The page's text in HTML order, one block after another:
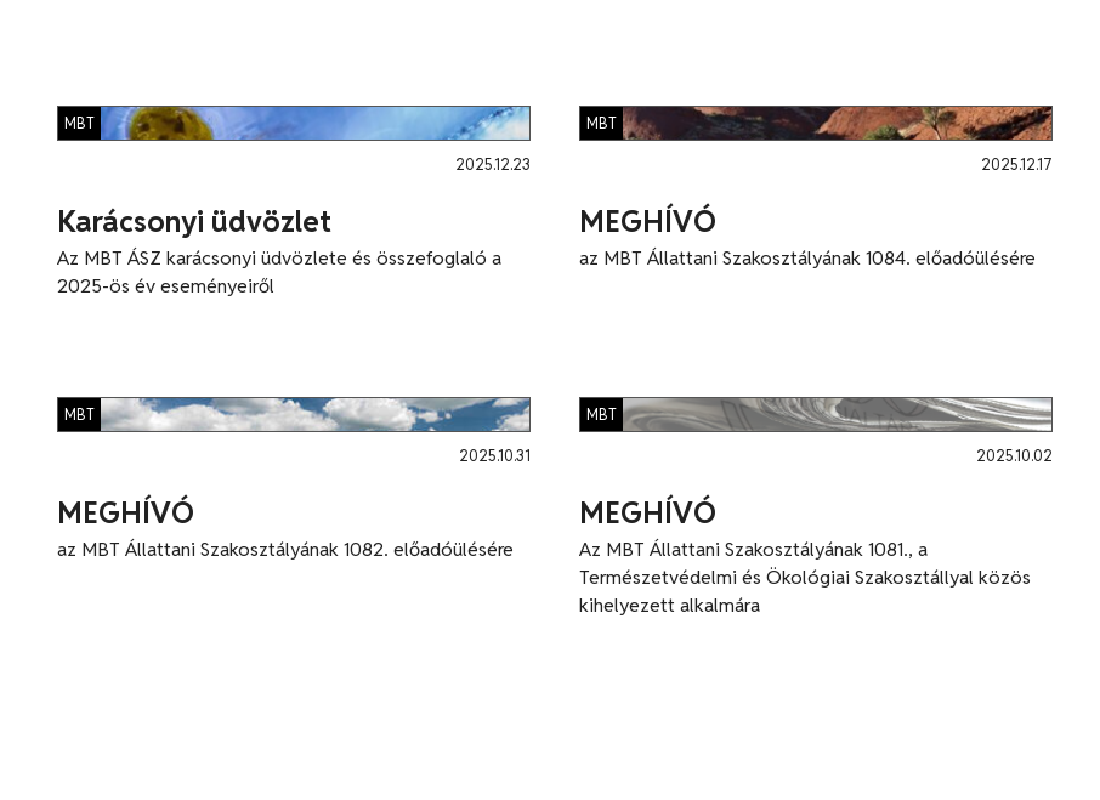
Karácsonyi üdvözlet
MBT
2025.12.23
Az MBT ÁSZ karácsonyi üdvözlete és összefoglaló a
2025-ös év eseményeiről
MEGHÍVÓ
MBT
2025.12.17
az MBT Állattani Szakosztályának 1084. előadóülésére
MEGHÍVÓ
MBT
2025.10.31
az MBT Állattani Szakosztályának 1082. előadóülésére
MEGHÍVÓ
MBT
2025.10.02
Az MBT Állattani Szakosztályának 1081., a
Természetvédelmi és Ökológiai Szakosztállyal közös
kihelyezett alkalmára